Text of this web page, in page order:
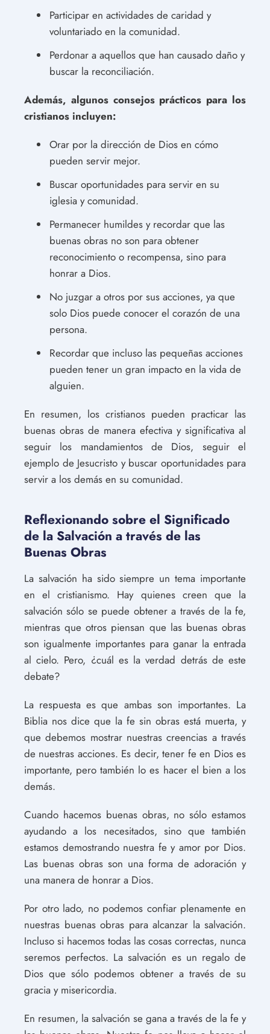
Participar en actividades de caridad y
voluntariado en la comunidad.
Perdonar a aquellos que han causado daño y
buscar la reconciliación.
Además, algunos consejos prácticos para los
cristianos incluyen:
Orar por la dirección de Dios en cómo
pueden servir mejor.
Buscar oportunidades para servir en su
iglesia y comunidad.
Permanecer humildes y recordar que las
buenas obras no son para obtener
reconocimiento o recompensa, sino para
honrar a Dios.
No juzgar a otros por sus acciones, ya que
solo Dios puede conocer el corazón de una
persona.
Recordar que incluso las pequeñas acciones
pueden tener un gran impacto en la vida de
alguien.
En resumen, los cristianos pueden practicar las
buenas obras de manera efectiva y significativa al
seguir los mandamientos de Dios, seguir el
ejemplo de Jesucristo y buscar oportunidades para
servir a los demás en su comunidad.
Reflexionando sobre el Significado
de la Salvación a través de las
Buenas Obras
La salvación ha sido siempre un tema importante
en el cristianismo. Hay quienes creen que la
salvación sólo se puede obtener a través de la fe,
mientras que otros piensan que las buenas obras
son igualmente importantes para ganar la entrada
al cielo. Pero, ¿cuál es la verdad detrás de este
debate?
La respuesta es que ambas son importantes. La
Biblia nos dice que la fe sin obras está muerta, y
que debemos mostrar nuestras creencias a través
de nuestras acciones. Es decir, tener fe en Dios es
importante, pero también lo es hacer el bien a los
demás.
Cuando hacemos buenas obras, no sólo estamos
ayudando a los necesitados, sino que también
estamos demostrando nuestra fe y amor por Dios.
Las buenas obras son una forma de adoración y
una manera de honrar a Dios.
Por otro lado, no podemos confiar plenamente en
nuestras buenas obras para alcanzar la salvación.
Incluso si hacemos todas las cosas correctas, nunca
seremos perfectos. La salvación es un regalo de
Dios que sólo podemos obtener a través de su
gracia y misericordia.
En resumen, la salvación se gana a través de la fe y